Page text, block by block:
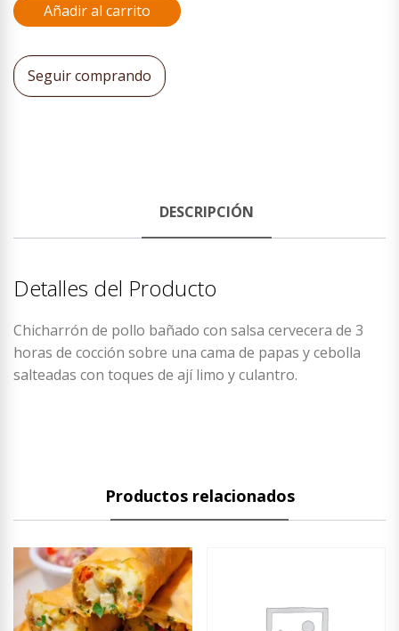
Añadir al carrito
Seguir comprando
DESCRIPCIÓN
Detalles del Producto
Chicharrón de pollo bañado con salsa cervecera de 3
horas de cocción sobre una cama de papas y cebolla
salteadas con toques de ají limo y culantro.
Productos relacionados